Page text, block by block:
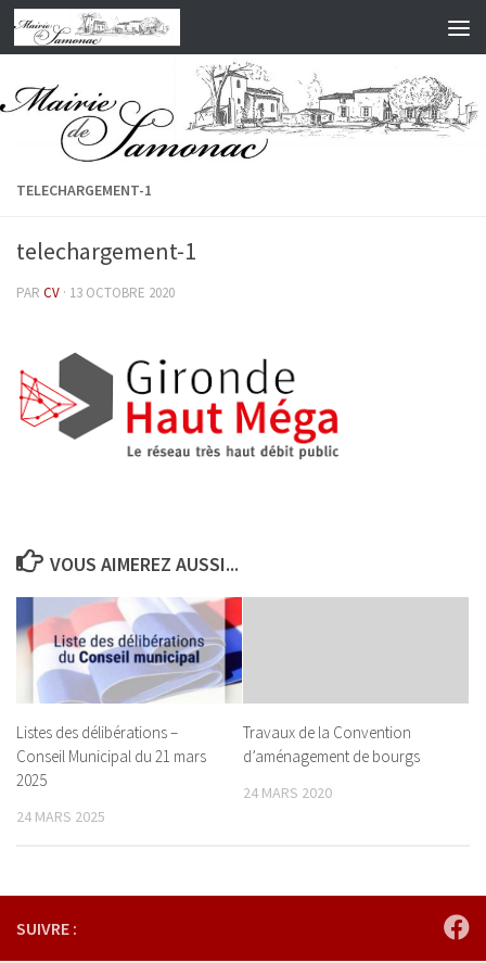
Skip to content
TELECHARGEMENT-1
telechargement-1
PAR CV · 13 OCTOBRE 2020
VOUS AIMEREZ AUSSI...
Listes des délibérations –
Conseil Municipal du 21 mars
2025
24 MARS 2025
Travaux de la Convention
d’aménagement de bourgs
24 MARS 2020
SUIVRE :